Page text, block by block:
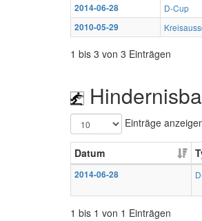
2014-06-28
D-Cup
2010-05-29
1 bis 3 von 3 Einträgen
Einträge
Datum
2014-06-28
1 bis 1 von 1 Einträgen